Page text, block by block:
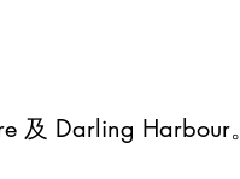
及 Darling Harbour。